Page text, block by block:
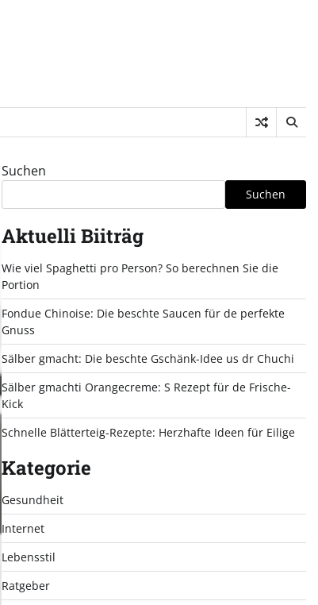
Suchen
Suchen
Aktuelli Biiträg
Wie viel Spaghetti pro Person? So berechnen Sie die
Portion
Fondue Chinoise: Die beschte Saucen für de perfekte
Gnuss
Sälber gmacht: Die beschte Gschänk-Idee us dr Chuchi
Sälber gmachti Orangecreme: S Rezept für de Frische-
Kick
Schnelle Blätterteig-Rezepte: Herzhafte Ideen für Eilige
Kategorie
Gesundheit
Internet
Lebensstil
Ratgeber